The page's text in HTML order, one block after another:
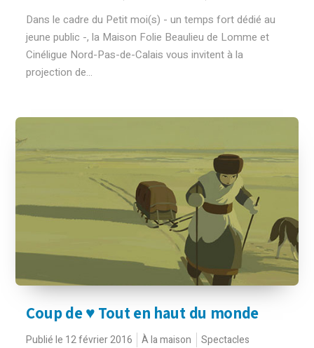
Dans le cadre du Petit moi(s) - un temps fort dédié au
jeune public -, la Maison Folie Beaulieu de Lomme et
Cinéligue Nord-Pas-de-Calais vous invitent à la
projection de...
Coup de ♥ Tout en haut du monde
Publié le 12 février 2016 À la maison Spectacles